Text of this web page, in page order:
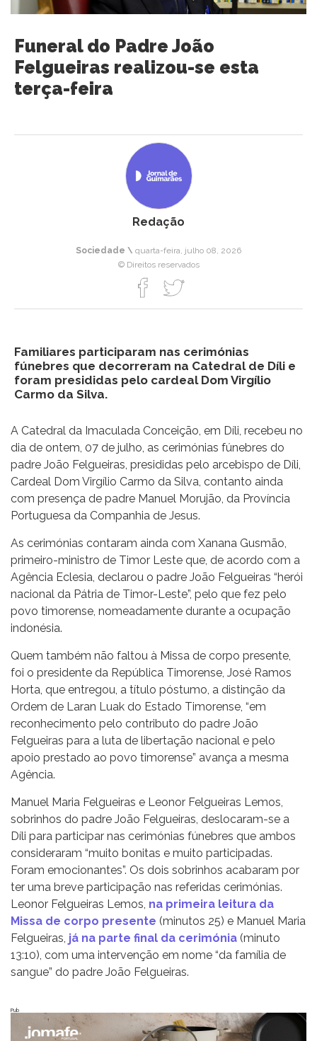
Funeral do Padre João
Felgueiras realizou-se esta
terça-feira
Redação
Sociedade \ quarta-feira, julho 08, 2026
© Direitos reservados
Familiares participaram nas cerimónias
fúnebres que decorreram na Catedral de Díli e
foram presididas pelo cardeal Dom Virgílio
Carmo da Silva.
A Catedral da Imaculada Conceição, em Díli, recebeu no
dia de ontem, 07 de julho, as cerimónias fúnebres do
padre João Felgueiras, presididas pelo arcebispo de Díli,
Cardeal Dom Virgílio Carmo da Silva, contanto ainda
com presença de padre Manuel Morujão, da Província
Portuguesa da Companhia de Jesus.
As cerimónias contaram ainda com Xanana Gusmão,
primeiro-ministro de Timor Leste que, de acordo com a
Agência Eclesia, declarou o padre João Felgueiras “herói
nacional da Pátria de Timor-Leste”, pelo que fez pelo
povo timorense, nomeadamente durante a ocupação
indonésia.
Quem também não faltou à Missa de corpo presente,
foi o presidente da República Timorense, José Ramos
Horta, que entregou, a título póstumo, a distinção da
Ordem de Laran Luak do Estado Timorense, “em
reconhecimento pelo contributo do padre João
Felgueiras para a luta de libertação nacional e pelo
apoio prestado ao povo timorense” avança a mesma
Agência.
Manuel Maria Felgueiras e Leonor Felgueiras Lemos,
sobrinhos do padre João Felgueiras, deslocaram-se a
Díli para participar nas cerimónias fúnebres que ambos
consideraram “muito bonitas e muito participadas.
Foram emocionantes”. Os dois sobrinhos acabaram por
ter uma breve participação nas referidas cerimónias.
Leonor Felgueiras Lemos, na primeira leitura da
Missa de corpo presente (minutos 25) e Manuel Maria
Felgueiras, já na parte final da cerimónia (minuto
13:10), com uma intervenção em nome “da família de
sangue” do padre João Felgueiras.
Pub